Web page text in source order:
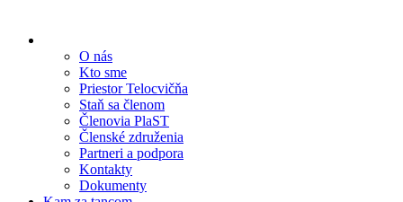
O nás
Kto sme
Priestor Telocvičňa
Staň sa členom
Členovia PlaST
Členské združenia
Partneri a podpora
Kontakty
Dokumenty